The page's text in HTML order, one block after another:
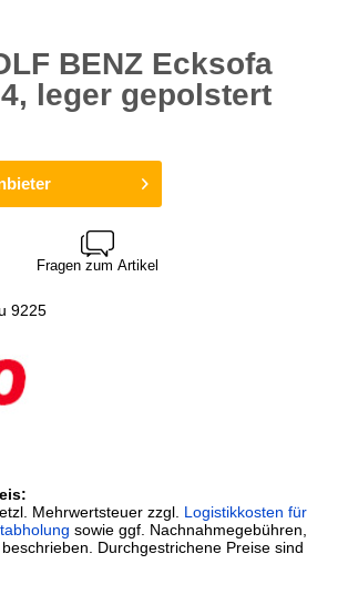
BENZ Ecksofa
leger gepolstert
Fragen zum Artikel
9225
Mehrwertsteuer zzgl. Logistikkosten für
sowie ggf. Nachnahmegebühren,
Durchgestrichene Preise sind